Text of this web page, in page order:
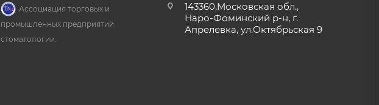
Ассоциация торговых и
промышленных предприятий
стоматологии.
143360,Московская обл.,
Наро-Фоминский р-н, г.
Апрелевка, ул.Октябрьская 9